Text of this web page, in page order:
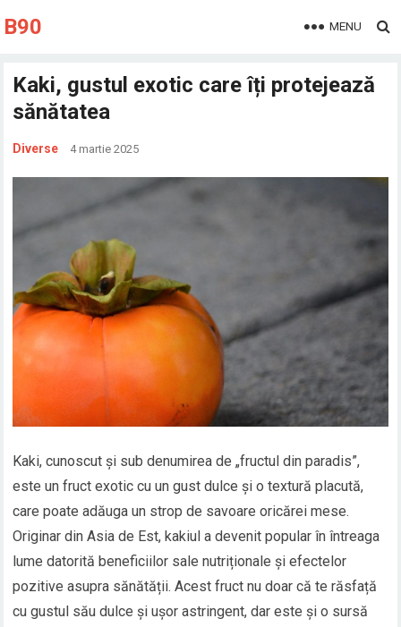
B90 MENU
Kaki, gustul exotic care îți protejează
sănătatea
Diverse 4 martie 2025
Kaki, cunoscut și sub denumirea de „fructul din paradis”,
este un fruct exotic cu un gust dulce și o textură placută,
care poate adăuga un strop de savoare oricărei mese.
Originar din Asia de Est, kakiul a devenit popular în întreaga
lume datorită beneficiilor sale nutriționale și efectelor
pozitive asupra sănătății. Acest fruct nu doar că te răsfață
cu gustul său dulce și ușor astringent, dar este și o sursă